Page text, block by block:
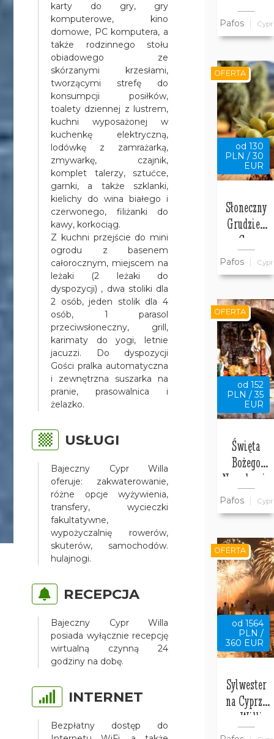
karty do gry, gry
komputerowe, kino
domowe, PC komputera, a
także rodzinnego stołu
obiadowego ze
skórzanymi krzesłami,
tworzącymi strefę do
konsumpcji posiłków,
toalety dziennej z lustrem,
kuchni wyposażonej w
kuchenkę elektryczną,
lodówkę z zamrażarką,
zmywarkę, czajnik,
komplet talerzy, sztućce,
garnki, a także szklanki,
kielichy do wina białego i
czerwonego, filiżanki do
kawy, korkociąg.
Z kuchni przejście do mini
ogrodu z basenem
całorocznym, miejscem na
leżaki (2 leżaki do
dyspozycji) , dwa stoliki dla
2 osób, jeden stolik dla 4
osób, 1 parasol
przeciwsłoneczny, grill,
karimaty do yogi, letnie
jacuzzi. Do dyspozycji
Gości pralka automatyczna
i zewnętrzna suszarka na
pranie, prasowalnica i
żelazko.
USŁUGI
Bajeczny Cypr Willa
oferuje: zakwaterowanie,
różne opcje wyżywienia,
transfery, wycieczki
fakultatywne,
wypożyczalnię rowerów,
skuterów, samochodów.
hulajnogi.
RECEPCJA
Bajeczny Cypr Willa
posiada wyłącznie recepcję
wirtualną czynną 24
godziny na dobę.
INTERNET
Bezpłatny dostęp do
Bajeczny
Cypr
Pafos Cypr
od 130
PLN / 30
EUR
Słoneczny
Grudzień
na Cyprze
w Pafos w
Willi
Cypr
Pafos Cypr
OFERTA
od 152
PLN / 35
EUR
Święta
Bożego
Narodzenia
w willi
Bajeczny
Pafos
Pafos Cypr
OFERTA
od 1564
PLN /
360 EUR
Sylwester
na Cyprze
w Willi
Bajeczny
OFERTA